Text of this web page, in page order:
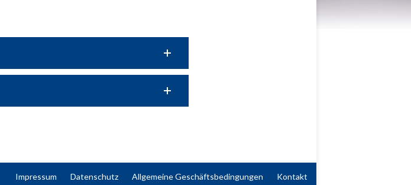
Impressum Datenschutz Allgemeine Geschäftsbedingungen Kontakt